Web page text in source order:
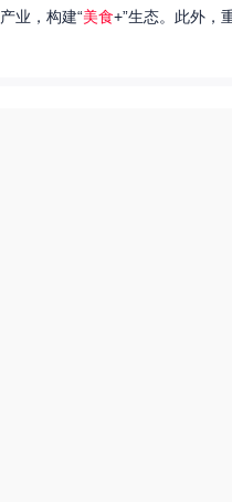
产业，构建“美食+”生态。此外，